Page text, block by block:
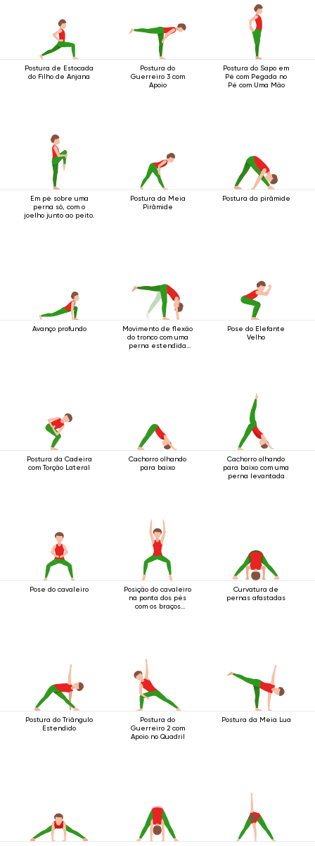
Postura de Estocada
do Filho de Anjana
Postura do
Guerreiro 3 com
Apoio
Postura do Sapo em
Pé com Pegada no
Pé com Uma Mão
Em pé sobre uma
perna só, com o
joelho junto ao peito.
Postura da Meia
Pirâmide
Postura da pirâmide
Avanço profundo
Movimento de flexão
do tronco com uma
perna estendida
Pose do Elefante
Velho
Postura da Cadeira
com Torção Lateral
Cachorro olhando
para baixo
Cachorro olhando
para baixo com uma
perna levantada
Pose do cavaleiro
Posição do cavaleiro
na ponta dos pés
com os braços
Curvatura de
pernas afastadas
Postura do Triângulo
Estendido
Postura do
Guerreiro 2 com
Apoio no Quadril
Postura da Meia Lua